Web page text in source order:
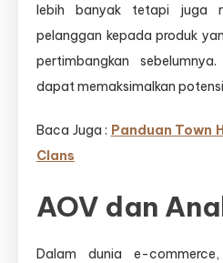
lebih banyak tetapi juga
pelanggan kepada produk
pertimbangkan
dapat memaksimalkan
Baca Juga : Panduan Town
Clans
AOV dan
Dalam dunia e-commerce,